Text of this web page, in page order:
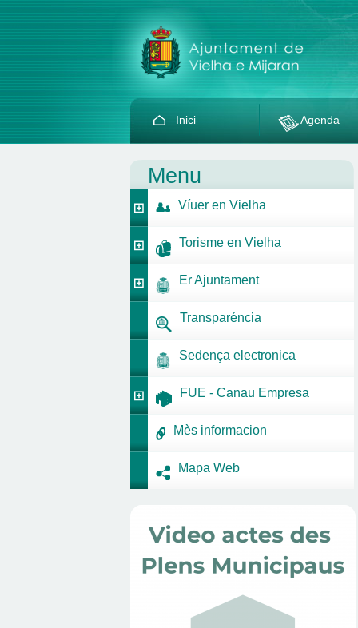
Inici Agenda
Menu
Víuer en Vielha
Torisme en Vielha
Er Ajuntament
Transparéncia
Sedença electronica
FUE - Canau Empresa
Mès informacion
Mapa Web